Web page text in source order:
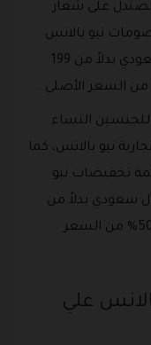
على شعار
نيو بالانس
2026 في المملكة فقط 100 ريال سعودي بدلاً من 199
النساء
نيو بالانس، كما
تخفيضات نيو
السعودية 2026 فقط 75 ريال سعودي بدلاً من
149 ريال سعودي، أي بنسبة خصم 50% من السعر
علي